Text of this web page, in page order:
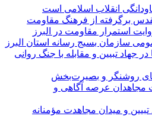
انقلاب اسلامی است
برگرفته از فرهنگ مقاومت
استمرار مقاومت در البرز
سازمان بسیج رسانه استان البرز
جهاد تبیین و مقابله با جنگ روانی
روشنگر و بصیرت‌بخش
مجاهدان عرصه آگاهی و
و میدان مجاهدت مؤمنانه